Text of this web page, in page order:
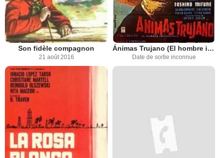
Son fidèle compagnon
21 août 2016
Ánimas Trujano (El hombre importante)
Date de sortie inconnue